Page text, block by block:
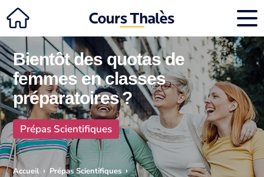
Bientôt des quotas de
femmes en classes
préparatoires ?
Prépas Scientifiques
Accueil › Prépas Scientifiques ›